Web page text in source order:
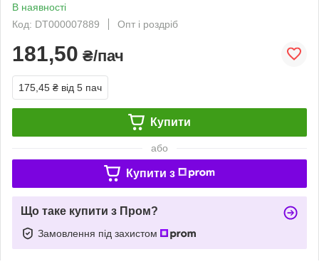
В наявності
Код: DT000007889
Опт і роздріб
181,50 ₴/пач
175,45 ₴ від 5 пач
Купити
або
Купити з
Що таке купити з Пром?
Замовлення під захистом